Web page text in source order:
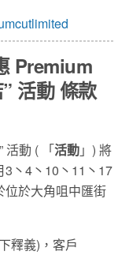
Premium
活動 條款
活動 ( 「活動」) 將
3丶4丶10丶11丶17
位於大角咀中匯街
釋義)，客戶